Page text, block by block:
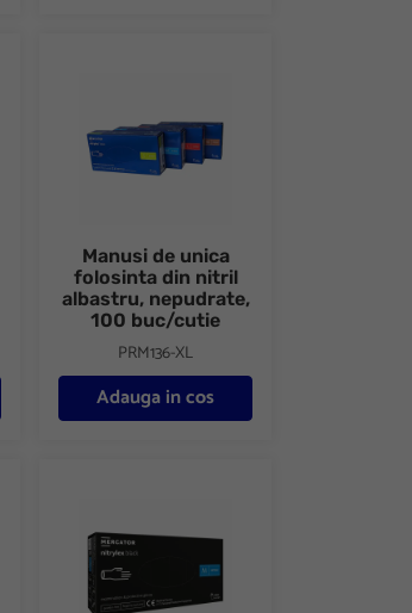
Manusi de unica
folosinta din nitril
albastru, nepudrate,
100 buc/cutie
PRM136-XL
Adauga in cos